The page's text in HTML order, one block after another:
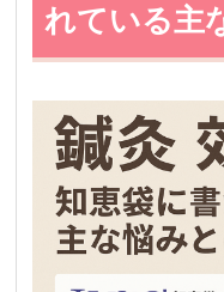
れている主